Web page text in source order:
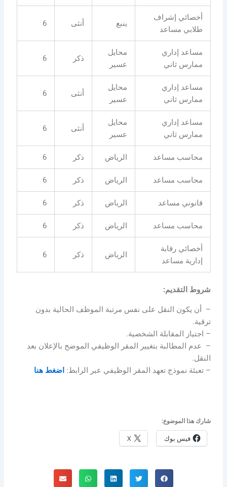
أخصائي إشراف
طلابي مساعد
ينبع أنثى 6
مساعد إداري
ممارس ثاني
محايل
عسير
ذكر 6
مساعد إداري
ممارس ثاني
محايل
عسير
أنثى 6
مساعد إداري
ممارس ثاني
محايل
عسير
أنثى 6
محاسب مساعد الرياض ذكر 6
محاسب مساعد الرياض ذكر 6
قانوني مساعد الرياض ذكر 6
محاسب مساعد الرياض ذكر 6
أخصائي رقابة
إدارية مساعد
الرياض ذكر 6
شروط التقديم:
– ⁠ أن يكون النقل على نفس مرتبة الموظف الحالية بدون
ترقية.
– اجتياز المقابلة الشخصية.
– ⁠ عدم المطالبة بتغيير المقر الوظيفي الموضح بالإعلان بعد
النقل.
– تعبئة نموذج تعهد المقر الوظيفي عبر الرابط: اضغط هنا
شارك هذا الموضوع:
فيس بوك X